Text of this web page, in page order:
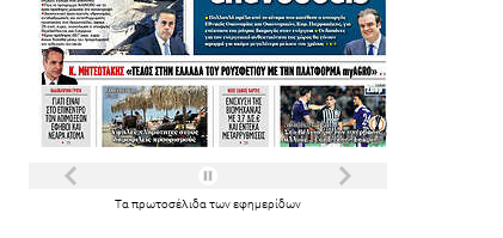
Τα πρωτοσέλιδα τωνεφημερίδων